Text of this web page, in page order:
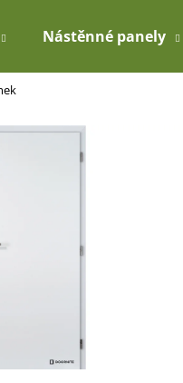
Nástěnné panely
najít?